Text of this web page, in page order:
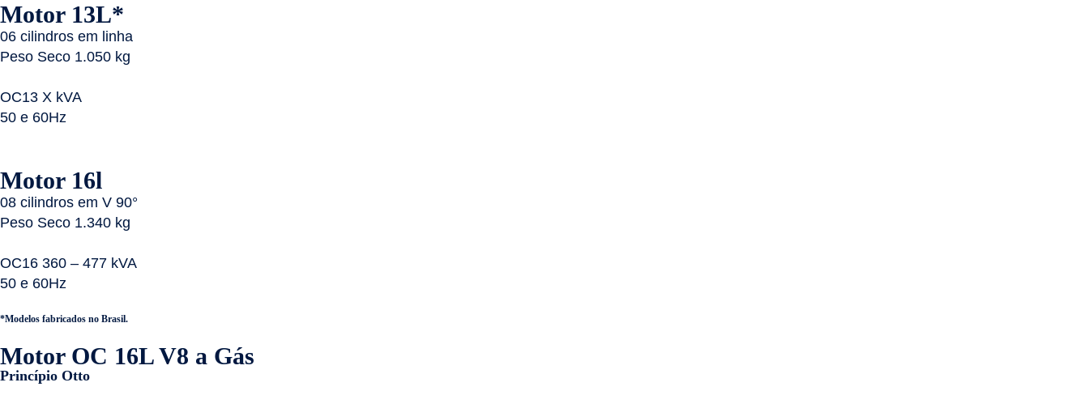
Motor 13L*
06 cilindros em linha
Peso Seco 1.050 kg
OC13 X kVA
50 e 60Hz
Motor 16l
08 cilindros em V 90°
Peso Seco 1.340 kg
OC16 360 – 477 kVA
50 e 60Hz
*Modelos fabricados no Brasil.
Motor OC 16L V8 a Gás
Princípio Otto